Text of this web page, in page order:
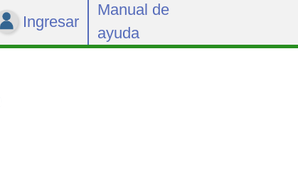
Ingresar
Manual de
ayuda